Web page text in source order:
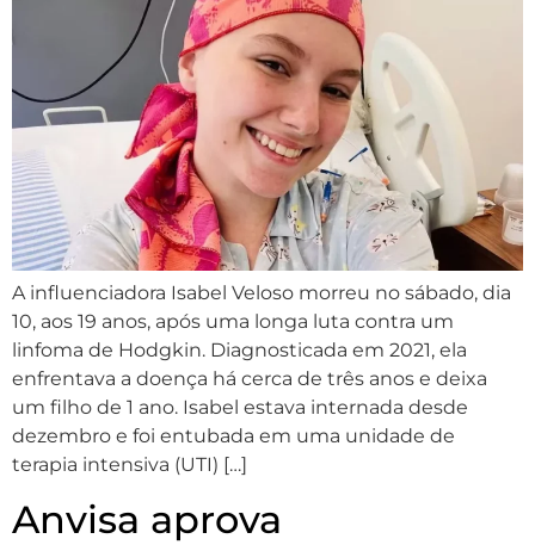
A influenciadora Isabel Veloso morreu no sábado, dia
10, aos 19 anos, após uma longa luta contra um
linfoma de Hodgkin. Diagnosticada em 2021, ela
enfrentava a doença há cerca de três anos e deixa
um filho de 1 ano. Isabel estava internada desde
dezembro e foi entubada em uma unidade de
terapia intensiva (UTI) […]
Anvisa aprova